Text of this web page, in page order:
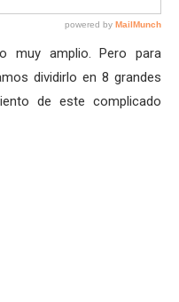
muy amplio. Pero para
dividirlo en 8 grandes
de este complicado